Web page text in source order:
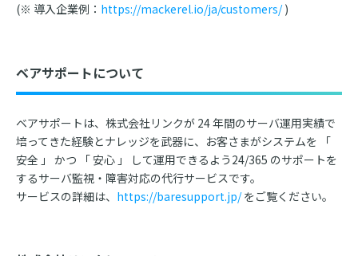
(※ 導入企業例： https://mackerel.io/ja/customers/)
ベアサポートについて
ベアサポートは、株式会社リンクが 24 年間のサーバ運用実績で
培ってきた経験とナレッジを武器に、お客さまがシステムを 「
安全 」 かつ 「 安心 」 して運用できるよう24/365 のサポートを
するサーバ監視・障害対応の代行サービスです。
サービスの詳細は、 https://baresupport.jp/をご覧ください。